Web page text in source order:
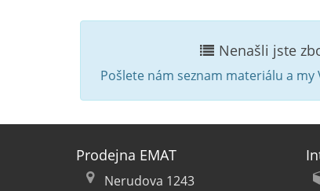
Nenašli jste
Pošlete nám seznam materiálu a
Prodejna EMAT
Nerudova 1243